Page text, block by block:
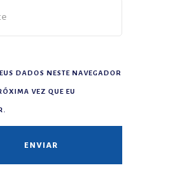
DADOS NESTE NAVEGADOR
VEZ QUE EU